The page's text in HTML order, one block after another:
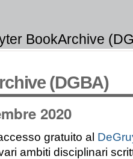
BookArchive
(DGBA)
2020
gratuito al
ambiti disciplinari